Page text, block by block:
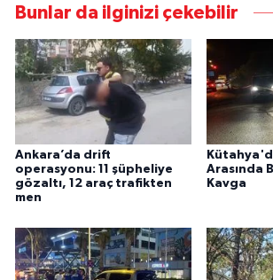
Bunlar da ilginizi çekebilir
Ankara’da drift
operasyonu: 11 şüpheliye
gözaltı, 12 araç trafikten
men
Arasında
Kavga